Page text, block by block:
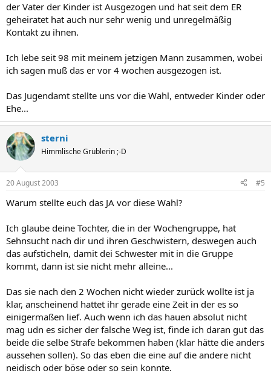
der Vater der Kinder ist Ausgezogen und hat seit dem ER
geheiratet hat auch nur sehr wenig und unregelmäßig
Kontakt zu ihnen.
Ich lebe seit 98 mit meinem jetzigen Mann zusammen, wobei
ich sagen muß das er vor 4 wochen ausgezogen ist.
Das Jugendamt stellte uns vor die Wahl, entweder Kinder oder
Ehe...
sterni
Himmlische Grüblerin ;-D
20 August 2003 #5
Warum stellte euch das JA vor diese Wahl?
Ich glaube deine Tochter, die in der Wochengruppe, hat
Sehnsucht nach dir und ihren Geschwistern, deswegen auch
das aufsticheln, damit dei Schwester mit in die Gruppe
kommt, dann ist sie nicht mehr alleine...
Das sie nach den 2 Wochen nicht wieder zurück wollte ist ja
klar, anscheinend hattet ihr gerade eine Zeit in der es so
einigermaßen lief. Auch wenn ich das hauen absolut nicht
mag udn es sicher der falsche Weg ist, finde ich daran gut das
beide die selbe Strafe bekommen haben (klar hätte die anders
aussehen sollen). So das eben die eine auf die andere nicht
neidisch oder böse oder so sein konnte.